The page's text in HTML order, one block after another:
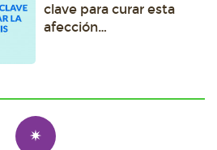
clave para curar esta
afección…
✷